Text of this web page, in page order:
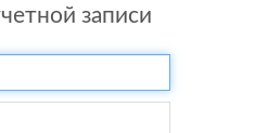
записи